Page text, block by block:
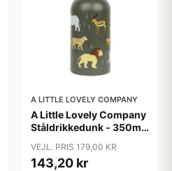
A LITTLE LOVELY COMPANY
A Little Lovely Company
Ståldrikkedunk - 350ml
VEJL. PRIS 179,00 KR
143,20 kr